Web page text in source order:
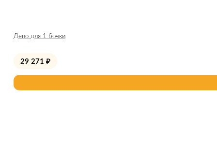
Депо для 1 бочки
29 271 ₽